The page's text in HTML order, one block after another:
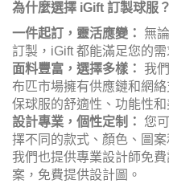
為什麼選擇 iGift 訂製球服？
一件起訂，靈活應變：
無
訂製，iGift 都能滿足您的
面料豐富，選擇多樣： 我
布匹市場擁有供應鏈和網
保球服的舒適性、功能性和
設計專業，個性定制： 您
擇不同的款式、顏色、圖
我們也提供專業設計師免
案，免費提供設計圖。